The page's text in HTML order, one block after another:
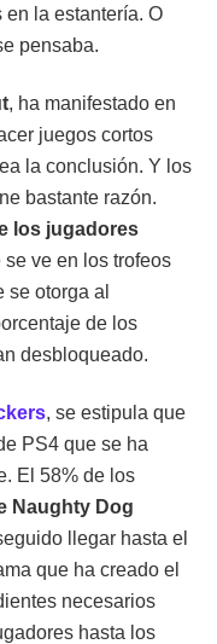
la estantería. O
pensaba.
, ha manifestado en
juegos cortos
la conclusión. Y los
bastante razón.
los jugadores
se ve en los trofeos
otorga al
de los
desbloqueado.
, se estipula que
PS4 que se ha
El 58% de los
Naughty Dog
llegar hasta el
que ha creado el
necesarios
hasta los